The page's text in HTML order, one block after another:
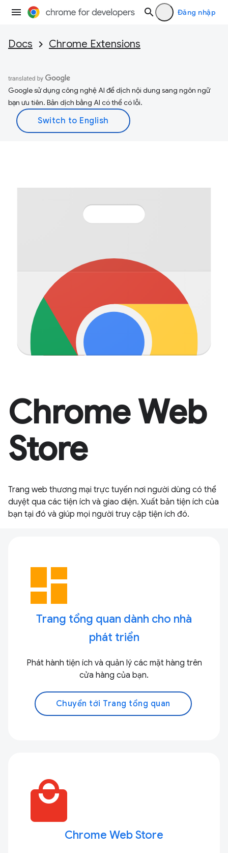
Đăng nhập
Docs Chrome Extensions
Google sử dụng công nghệ AI để dịch nội dung sang ngôn ngữ
bạn ưu tiên. Bản dịch bằng AI có thể có lỗi.
Chrome Web
Store
Trang web thương mại trực tuyến nơi người dùng có thể
duyệt qua các tiện ích và giao diện. Xuất bản tiện ích của
bạn tại đó và giúp mọi người truy cập tiện ích đó.
dashboard
Trang tổng quan dành cho nhà
phát triển
Phát hành tiện ích và quản lý các mặt hàng trên
cửa hàng của bạn.
Chuyển tới Trang tổng quan
local_mall
Chrome Web Store